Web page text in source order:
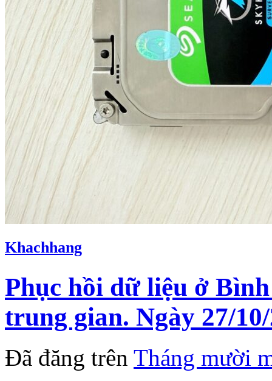
Khachhang
Phục hồi dữ liệu ở
trung gian. Ngày 27/
Đã đăng trên Tháng mười